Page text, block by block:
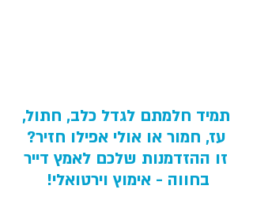
תמיד חלמתם לגדל כלב, חתול,
עז, חמור או אולי אפילו חזיר?
זו ההזדמנות שלכם לאמץ דייר
בחווה - אימוץ וירטואלי!